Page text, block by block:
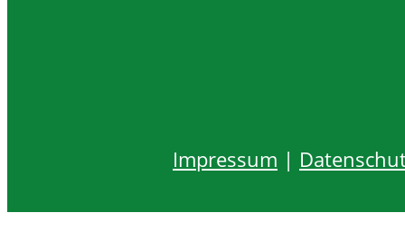
Impressum |